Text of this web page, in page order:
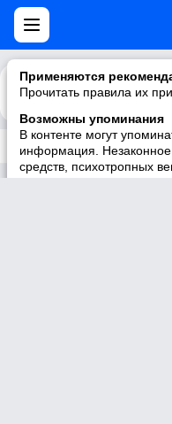
Применяются
Прочитать правила их
Возможны упоминания
В контенте могут
информация. Незаконное
средств, психотропных
Каталог
Трек не существует